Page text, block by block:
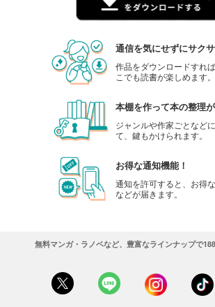
通信を気にせずにサク
作品をダウンロードすれ
こでも読書が楽しめます。
本棚を作って本の整理
ジャンルや作家ごとなど
て、鍵もかけられます。
お得な通知機能！
通知を許可すると、お得
などが届きます。
無料マンガ・ラノベなど、豊富なラインナップで